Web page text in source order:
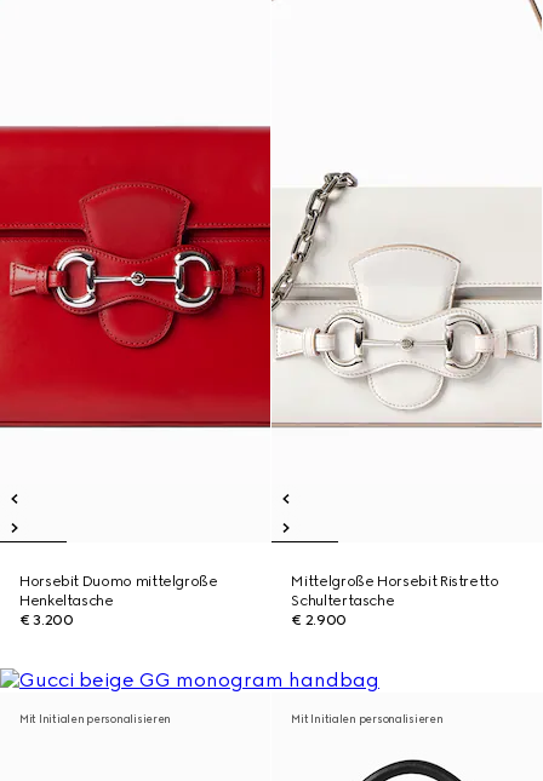
Horsebit Duomo mittelgroße
Henkeltasche
€ 3.200
Mittelgroße Horsebit Ristretto
Schultertasche
€ 2.900
Mit Initialen personalisieren Mit Initialen personalisieren